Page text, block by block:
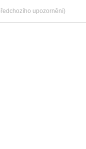
upozornění)